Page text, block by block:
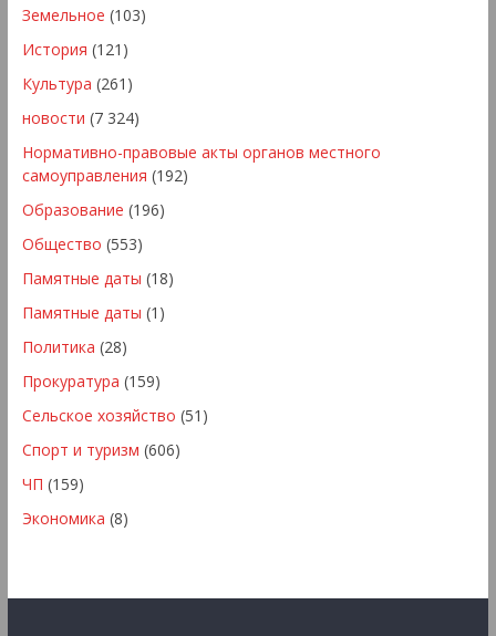
Земельное (103)
История (121)
Культура (261)
новости (7 324)
Нормативно-правовые акты органов местного
самоуправления (192)
Образование (196)
Общество (553)
Памятные даты (18)
Памятные даты (1)
Политика (28)
Прокуратура (159)
Сельское хозяйство (51)
Спорт и туризм (606)
ЧП (159)
Экономика (8)